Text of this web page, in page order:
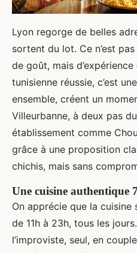
Lyon regorge de belles
sortent du lot. Ce n’est
de goût, mais
tunisienne réussie, c’est
ensemble, créent un
Villeurbanne, à deux pas
établissement comme
grâce à une proposition
chichis, mais sans
Une cuisine authentique
On apprécie que la
de 11h à 23h, tous les
l’improviste, seul, en